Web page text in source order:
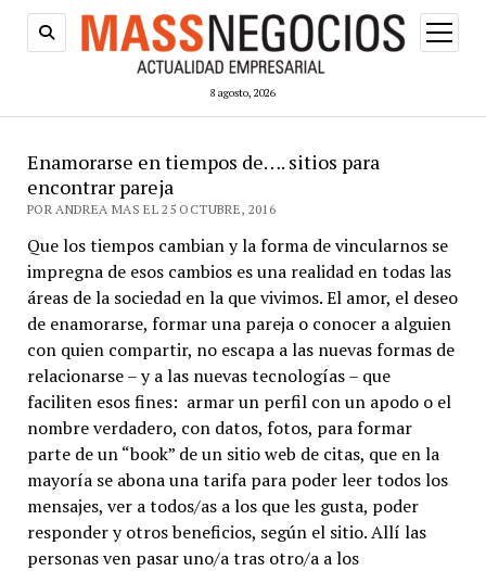
8 agosto, 2026
abrir
menú
Enamorarse en tiempos de…. sitios para
encontrar pareja
POR ANDREA MAS EL 25 OCTUBRE, 2016
Que los tiempos cambian y la forma de vincularnos se
impregna de esos cambios es una realidad en todas las
áreas de la sociedad en la que vivimos. El amor, el deseo
de enamorarse, formar una pareja o conocer a alguien
con quien compartir, no escapa a las nuevas formas de
relacionarse – y a las nuevas tecnologías – que
faciliten esos fines: armar un perfil con un apodo o el
nombre verdadero, con datos, fotos, para formar
parte de un “book” de un sitio web de citas, que en la
mayoría se abona una tarifa para poder leer todos los
mensajes, ver a todos/as a los que les gusta, poder
responder y otros beneficios, según el sitio. Allí las
personas ven pasar uno/a tras otro/a a los